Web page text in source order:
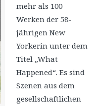
mehr als 100
Werken der 58-
jährigen New
Yorkerin unter dem
Titel „What
Happened“. Es sind
Szenen aus dem
gesellschaftlichen